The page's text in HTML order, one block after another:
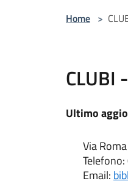
Home >
CLUBI
Ultimo
Via
Email: